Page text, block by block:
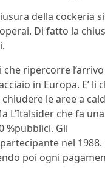
della cockeria si
Di fatto la
ripercorre
in Europa. E’ li
le aree a
L’Italsider che fa una
%pubblici. Gli
nel 1988.
poi ogni